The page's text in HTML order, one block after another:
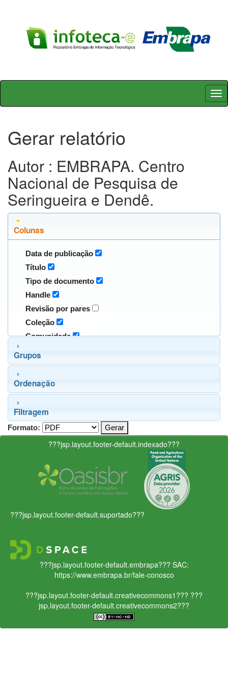
Skip
Gerar relatório
Autor : EMBRAPA. Centro
Nacional de Pesquisa de
Seringueira e Dendê.
Colunas
Data de publicação
Título
Tipo de documento
Handle
Revisão por pares
Coleção
Comunidade
Grupos
Ordenação
Filtragem
Formato:
???jsp.layout.footer-default.indexado???
???jsp.layout.footer-default.suportado???
???jsp.layout.footer-default.embrapa??? SAC:
https://www.embrapa.br/fale-conosco
???jsp.layout.footer-default.creativecommons1??? ???
jsp.layout.footer-default.creativecommons2???